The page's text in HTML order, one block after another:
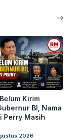
Kirim
BI, Nama
Perry Masih
2026